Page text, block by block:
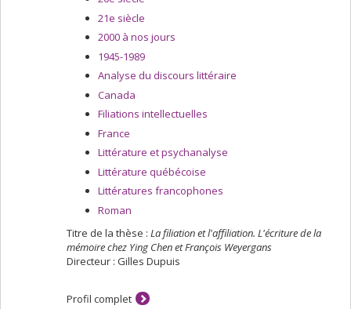
contre le peuple : l'imaginaire social du peuple dans les
littératures francophones
21e siècle
2000 à nos jours
1945-1989
Analyse du discours littéraire
Canada
Filiations intellectuelles
France
Littérature et psychanalyse
Littérature québécoise
Littératures francophones
Roman
Titre de la thèse : La filiation et l'affiliation. L'écriture de la
mémoire chez Ying Chen et François Weyergans
Directeur : Gilles Dupuis
Profil complet